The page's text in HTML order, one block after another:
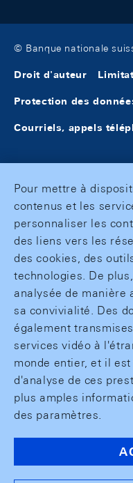
© Banque nationale
Droit d'auteur
Protection des
Courriels, appels
Pour mettre à
contenus et les
personnaliser les
des liens vers les
des cookies, des
technologies. De
analysée de manière
sa convivialité. Des
également
services vidéo à
monde entier, et il
d'analyse de ces
plus amples
des paramètres.